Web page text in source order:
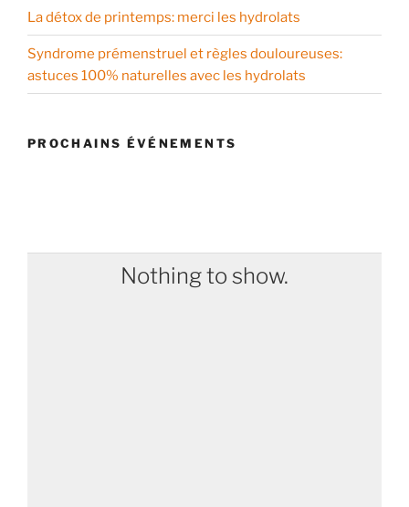
La détox de printemps: merci les hydrolats
Syndrome prémenstruel et règles douloureuses:
astuces 100% naturelles avec les hydrolats
PROCHAINS ÉVÉNEMENTS
Nothing to show.